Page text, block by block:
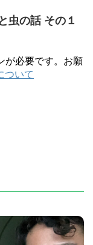
虫の話 その１
が必要です。お願
ついて